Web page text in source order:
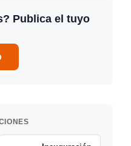
Publica el tuyo